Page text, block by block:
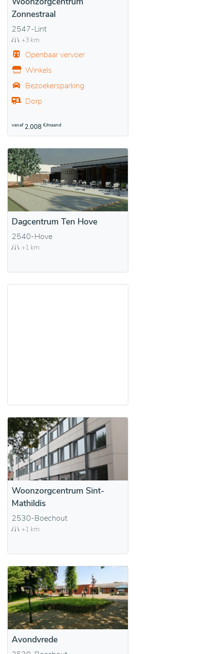
Zonnestraal
2547-Lint
+3 km
Openbaar vervoer
Winkels
Bezoekersparking
Dorp
vanaf 2.008 €/maand
Dagcentrum Ten Hove
2540-Hove
+1 km
Woonzorgcentrum Sint-
Mathildis
2530-Boechout
+1 km
Avondvrede